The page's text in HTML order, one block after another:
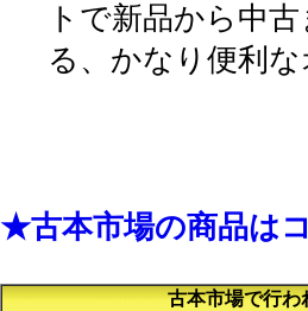
トで新品から中
る、かなり便利
★古本市場の商品は
古本市場で行わ